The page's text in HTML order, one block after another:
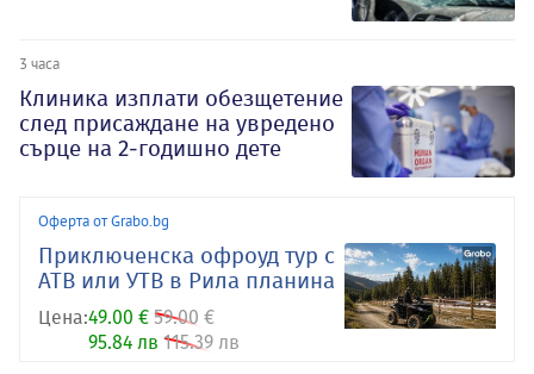
3 часа
Клиника изплати обезщетение
след присаждане на увредено
сърце на 2-годишно дете
Оферта от Grabo.bg
Приключенска офроуд тур с
АТВ или УТВ в Рила планина
Цена:49.00 € 59.00 €
95.84 лв 115.39 лв